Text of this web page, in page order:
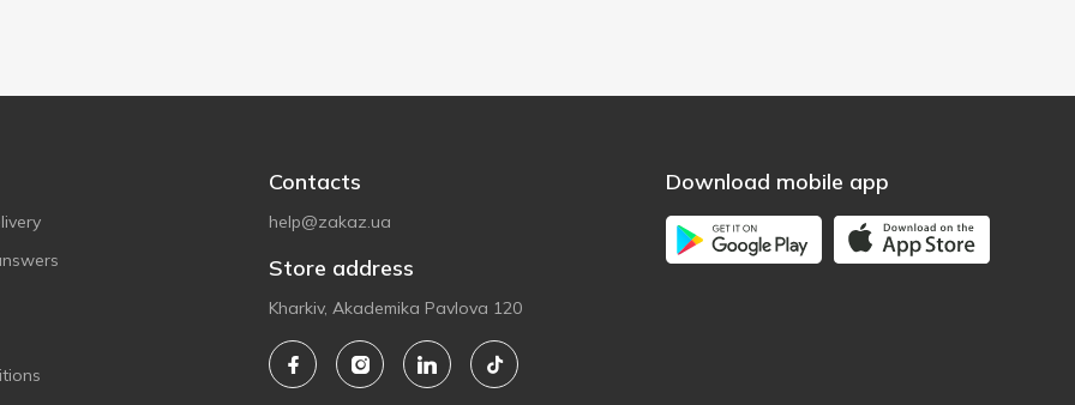
Contacts
help@zakaz.ua
Store address
Kharkiv, Akademika Pavlova 120
Download mobile app